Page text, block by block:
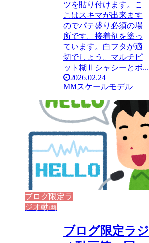
ツを貼り付けます。こ
こはスキマが出来ます
のでパテ盛り必須の場
所です。接着剤を塗っ
ています。白フタが適
切でしょう。マルチピ
ット糊Ⅱシャシーとボ...
2026.02.24
MMスケールモデル
ブログ限定ラ
ジオ動画
ブログ限定ラジ